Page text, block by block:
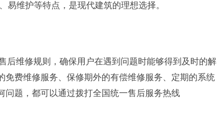
易维护等特点，是现代建筑的理想选择。
后维修规则，确保用户在遇到问题时能够得到及时的解
免费维修服务、保修期外的有偿维修服务、定期的系统
问题，都可以通过拨打全国统一售后服务热线